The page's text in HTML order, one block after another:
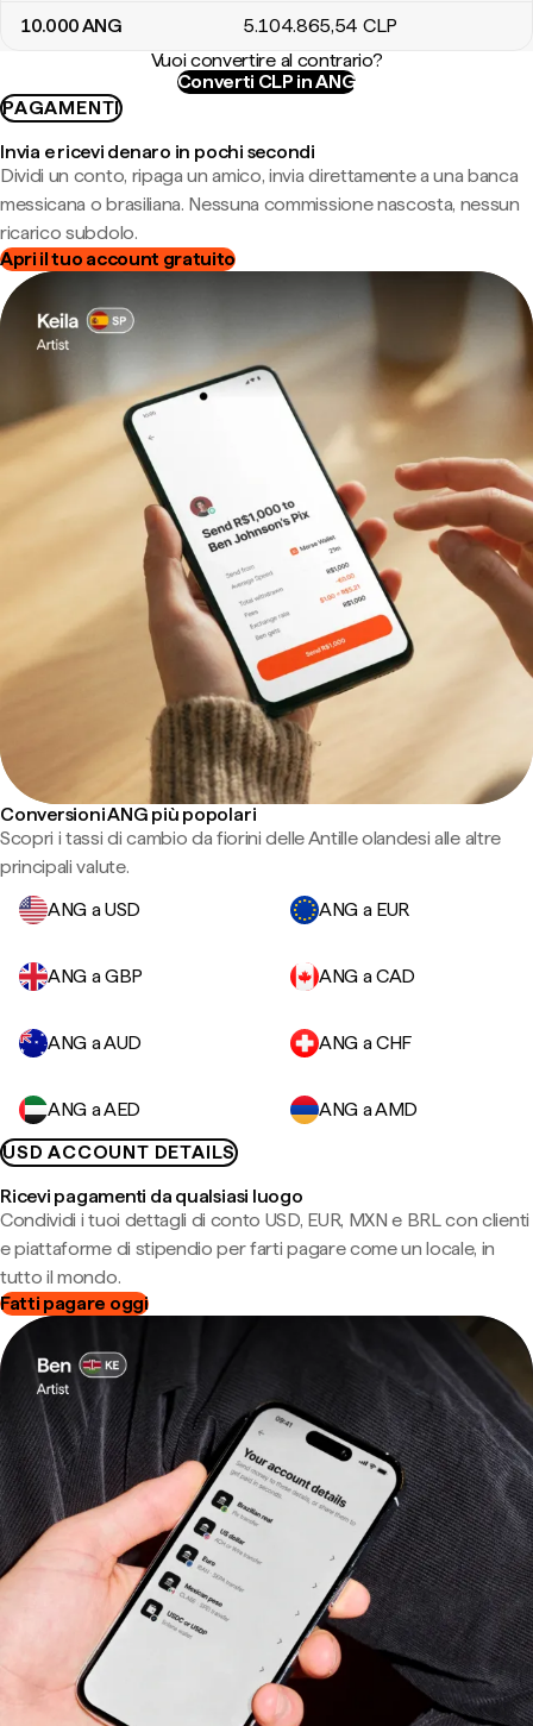
10.000ANG 5.104.865,54 CLP
Vuoi convertire al contrario?
Converti CLP in ANG
PAGAMENTI
Invia e ricevi denaro in pochi secondi
Dividi un conto, ripaga un amico, invia direttamente a una banca
messicana o brasiliana. Nessuna commissione nascosta, nessun
ricarico subdolo.
Apri il tuo account gratuito
Conversioni ANG più popolari
Scopri i tassi di cambio da fiorini delle Antille olandesi alle altre
principali valute.
ANG a USD
ANG a EUR
ANG a GBP ANG a CAD
ANG a AUD ANG a CHF
ANG a AED
ANG a AMD
USD ACCOUNT DETAILS
Ricevi pagamenti da qualsiasi luogo
Condividi i tuoi dettagli di conto USD, EUR, MXN e BRL con clienti
e piattaforme di stipendio per farti pagare come un locale, in
tutto il mondo.
Fatti pagare oggi